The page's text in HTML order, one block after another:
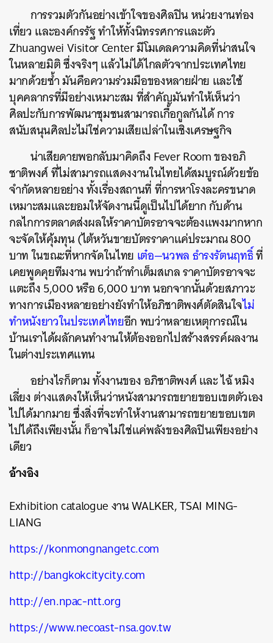
การรวมตัวกันอย่างเข้าใจของศิลปิน หน่วยงานท่อง
เที่ยว และองค์กรรัฐ ทำให้ทั้งนิทรรศการและตัว
Zhuangwei Visitor Center มีโมเดลความคิดที่น่าสนใจ
ในหลายมิติ ซึ่งจริงๆ แล้วไม่ได้ไกลตัวจากประเทศไทย
มากด้วยซ้ำ มันคือความร่วมมือของหลายฝ่าย และใช้
บุคคลากรที่มีอย่างเหมาะสม ที่สำคัญมันทำให้เห็นว่า
ศิลปะกับการพัฒนาชุมชนสามารถเกื้อกูลกันได้ การ
สนับสนุนศิลปะไม่ใช่ความเสียเปล่าในเชิงเศรษฐกิจ
น่าเสียดายพอกลับมาคิดถึงFever Roomของอภิ
ชาติพงศ์ ที่ไม่สามารถแสดงงานในไทยได้สมบูรณ์ด้วยข้อ
จำกัดหลายอย่าง ทั้งเรื่องสถานที่ ที่การหาโรงละครขนาด
เหมาะสมและยอมให้จัดงานนี้ดูเป็นไปได้ยาก กับด้าน
กลไกการตลาดส่งผลให้ราคาบัตรอาจจะต้องแพงมากหาก
จะจัดให้คุ้มทุน (ไต้หวันขายบัตรราคาแค่ประมาณ 800
บาท ในขณะที่หากจัดในไทย เต๋อ—นวพล ธำรงรัตนฤทธิ์ที่
เคยพูดคุยทีมงาน พบว่าถ้าทำเต็มสเกล ราคาบัตรอาจจะ
แตะถึง 5,000 หรือ 6,000 บาทนอกจากนั้นด้วยสภาวะ
ทางการเมืองหลายอย่างยังทำให้อภิชาติพงศ์ตัดสินใจไม่
ทำหนังยาวในประเทศไทยอีก พบว่าหลายเหตุการณ์ใน
บ้านเราได้ผลักคนทำงานให้ต้องออกไปสร้างสรรค์ผลงาน
ในต่างประเทศแทน
อย่างไรก็ตาม ทั้งงานของ อภิชาติพงศ์ และ ไฉ้ หมิง
เลี่ยง ต่างแสดงให้เห็นว่าหนังสามารถขยายขอบเขตตัวเอง
ไปได้มากมาย ซึ่งสิ่งที่จะทำให้งานสามารถขยายขอบเขต
ไปได้ถึงเพียงนั้น ก็อาจไม่ใช่แค่พลังของศิลปินเพียงอย่าง
เดียว
อ้างอิง
Exhibition catalogue งาน WALKER, TSAI MING-
LIANG
https://konmongnangetc.com
http://bangkokcitycity.com
http://en.npac-ntt.org
https://www.necoast-nsa.gov.tw